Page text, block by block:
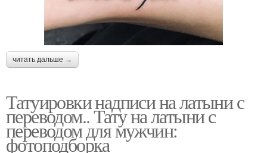
читать дальше →
Татуировки надписи на латыни с
переводом.. Тату на латыни с
переводом для мужчин:
фотоподборка